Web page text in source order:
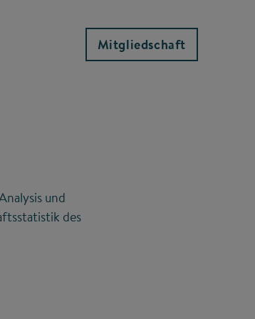
Mitgliedschaft
und
des